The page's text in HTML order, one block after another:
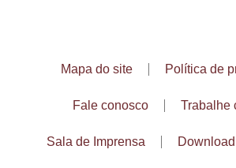
Mapa do site Política de
Fale conosco Trabalhe
Sala de Imprensa